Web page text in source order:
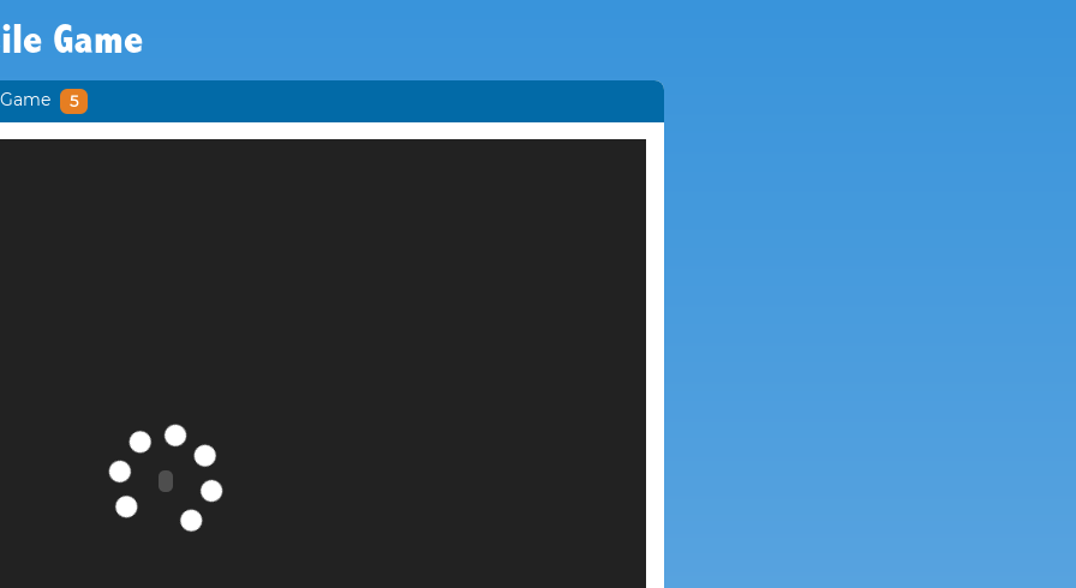
Game
5